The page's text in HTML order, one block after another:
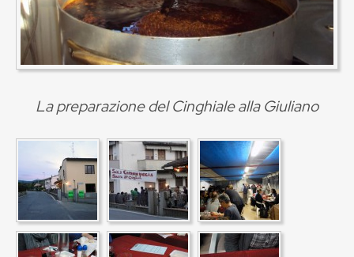
La preparazione del Cinghiale alla Giuliano